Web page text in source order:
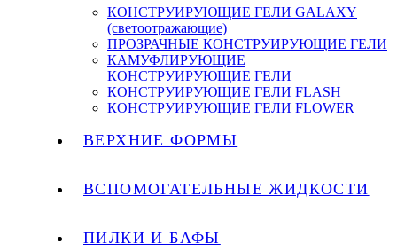
КОНСТРУИРУЮЩИЕ ГЕЛИ GALAXY
(светоотражающие)
ПРОЗРАЧНЫЕ КОНСТРУИРУЮЩИЕ ГЕЛИ
КАМУФЛИРУЮЩИЕ
КОНСТРУИРУЮЩИЕ ГЕЛИ
КОНСТРУИРУЮЩИЕ ГЕЛИ FLASH
КОНСТРУИРУЮЩИЕ ГЕЛИ FLOWER
ВЕРХНИЕ ФОРМЫ
ВСПОМОГАТЕЛЬНЫЕ ЖИДКОСТИ
ПИЛКИ И БАФЫ